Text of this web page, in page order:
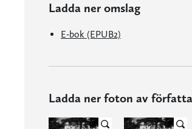
Ladda ner omslag
E-bok (EPUB2)
Ladda ner foton av